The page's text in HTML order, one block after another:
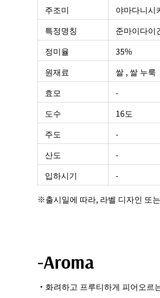
주조미
야마다니시
특정명칭
준마이다이
정미율
35%
원재료
쌀 , 쌀 누룩
효모
-
도수
16도
주도
-
산도
-
입하시기
-
※출시일에 따라, 라벨 디자인 또
-Aroma
・화려하고 프루티하게 피어오르